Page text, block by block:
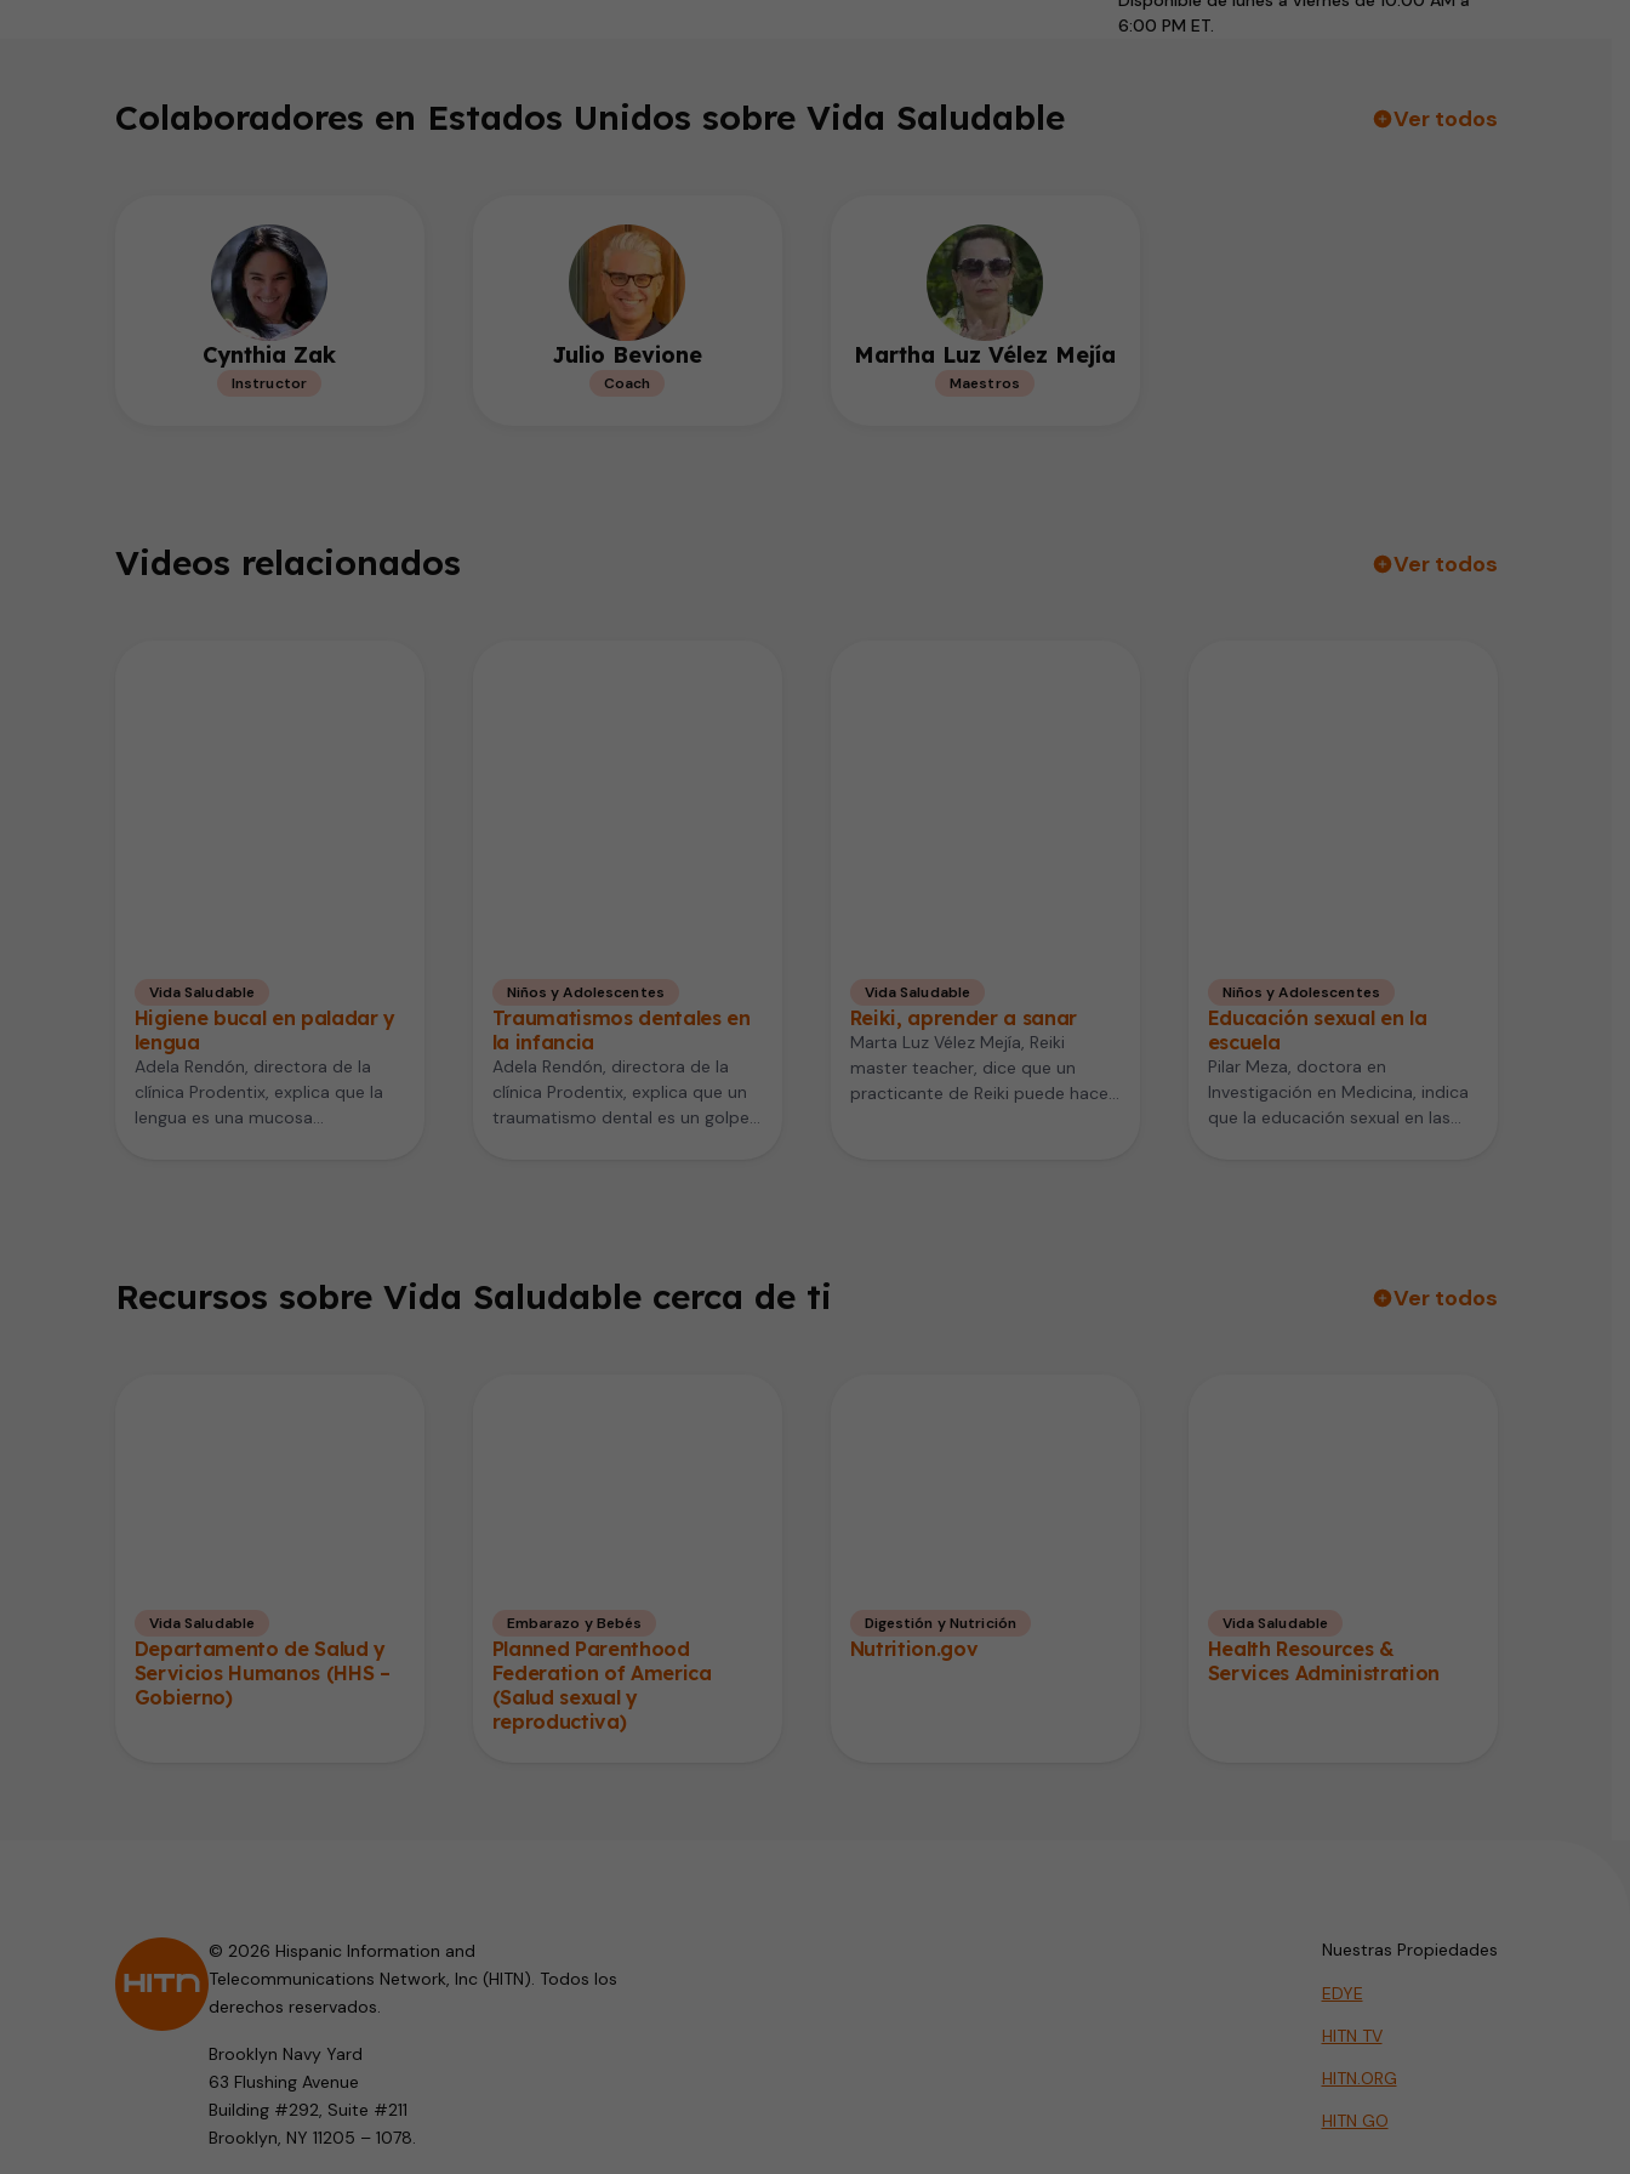
seconds
Volume
90%
6:00 PM ET.
Colaboradores en Estados Unidos sobre Vida Saludable Ver todos
Cynthia Zak
Instructor
Julio Bevione
Coach
Martha Luz Vélez Mejía
Maestros
Videos relacionados Ver todos
Vida Saludable
Higiene bucal en paladar y
lengua
Adela Rendón, directora de la
clínica Prodentix, explica que la
lengua es una mucosa
Niños y Adolescentes
Traumatismos dentales en
la infancia
Adela Rendón, directora de la
clínica Prodentix, explica que un
traumatismo dental es un golpe
Vida Saludable
Reiki, aprender a sanar
Marta Luz Vélez Mejía, Reiki
master teacher, dice que un
practicante de Reiki puede hacer
Niños y Adolescentes
Educación sexual en la
escuela
Pilar Meza, doctora en
Investigación en Medicina, indica
que la educación sexual en las
Recursos sobre Vida Saludable cerca de ti Ver todos
Vida Saludable
Departamento de Salud y
Servicios Humanos (HHS –
Gobierno)
Embarazo y Bebés
Planned Parenthood
Federation of America
(Salud sexual y
reproductiva)
Digestión y Nutrición
Nutrition.gov
Vida Saludable
Health Resources &
Services Administration
© 2026 Hispanic Information and
Telecommunications Network, Inc (HITN). Todos los
derechos reservados.
Brooklyn Navy Yard
63 Flushing Avenue
Building #292, Suite #211
Brooklyn, NY 11205 – 1078.
Nuestras Propiedades
EDYE
HITN TV
HITN.ORG
HITN GO